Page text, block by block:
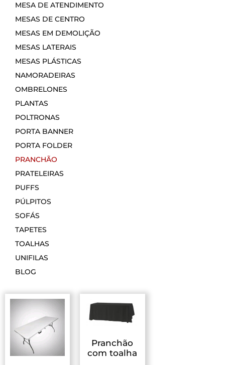
MESA DE ATENDIMENTO
MESAS DE CENTRO
MESAS EM DEMOLIÇÃO
MESAS LATERAIS
MESAS PLÁSTICAS
NAMORADEIRAS
OMBRELONES
PLANTAS
POLTRONAS
PORTA BANNER
PORTA FOLDER
PRANCHÃO
PRATELEIRAS
PUFFS
PÚLPITOS
SOFÁS
TAPETES
TOALHAS
UNIFILAS
BLOG
Pranchão
com toalha